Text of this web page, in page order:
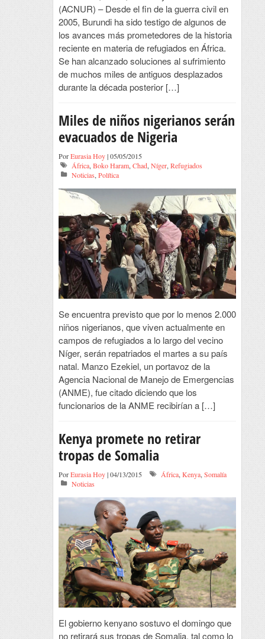
(ACNUR) – Desde el fin de la guerra civil en
2005, Burundi ha sido testigo de algunos de
los avances más prometedores de la historia
reciente en materia de refugiados en África.
Se han alcanzado soluciones al sufrimiento
de muchos miles de antiguos desplazados
durante la década posterior […]
Miles de niños nigerianos serán
evacuados de Nigeria
PorEurasia Hoy| 05/05/2015
África, Boko Haram, Chad, Níger, Refugiados
Noticias, Política
Se encuentra previsto que por lo menos 2.000
niños nigerianos, que viven actualmente en
campos de refugiados a lo largo del vecino
Níger, serán repatriados el martes a su país
natal. Manzo Ezekiel, un portavoz de la
Agencia Nacional de Manejo de Emergencias
(ANME), fue citado diciendo que los
funcionarios de la ANME recibirían a […]
Kenya promete no retirar
tropas de Somalia
PorEurasia Hoy| 04/13/2015 África, Kenya, Somalía
Noticias
El gobierno kenyano sostuvo el domingo que
no retirará sus tropas de Somalia, tal como lo